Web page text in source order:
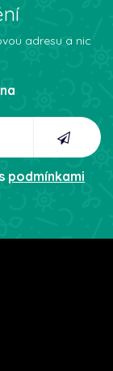
adresu a nic
podmínkami